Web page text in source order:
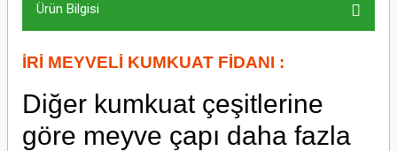
Ürün Bilgisi
İRİ MEYVELİ KUMKUAT FİDANI :
Diğer kumkuat çeşitlerine
göre meyve çapı daha fazla